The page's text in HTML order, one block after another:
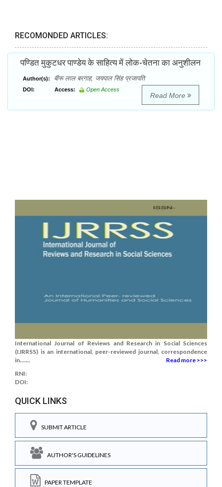
RECOMONDED ARTICLES:
पण्डित मुकुटधर पाण्डेय के साहित्य में लोक-चेतना का अनुशीलन
Author(s): बीरू लाल बरगाह, जयपाल सिंह प्रजापति
DOI: Access: Open Access
Read More
International Journal of Reviews and Research in Social Sciences
(IJRRSS) is an international, peer-reviewed journal, correspondence
in.......
Read more >>>
RNI:
DOI:
QUICK LINKS
SUBMIT ARTICLE
AUTHOR'S GUIDELINES
PAPER TEMPLATE